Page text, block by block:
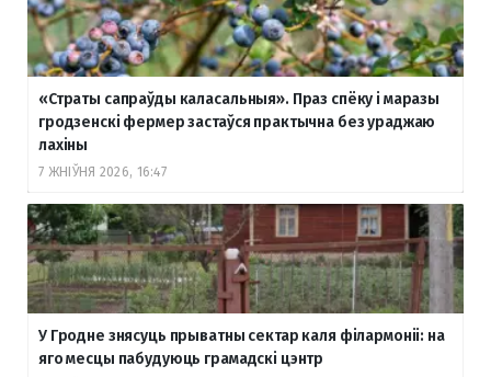
«Страты сапраўды каласальныя». Праз спёку і маразы
гродзенскі фермер застаўся практычна без ураджаю
лахіны
7 ЖНІЎНЯ 2026, 16:47
У Гродне знясуць прыватны сектар каля філармоніі: на
яго месцы пабудуюць грамадскі цэнтр